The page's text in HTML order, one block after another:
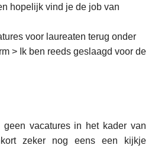
hopelijk vind je de job van
voor laureaten terug onder
> Ik ben reeds geslaagd voor de
geen vacatures in het kader van
zeker nog eens een kijkje